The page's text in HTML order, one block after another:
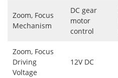
Zoom, Focus
Mechanism
DC gear
motor
control
Zoom, Focus
Driving
Voltage
12V DC